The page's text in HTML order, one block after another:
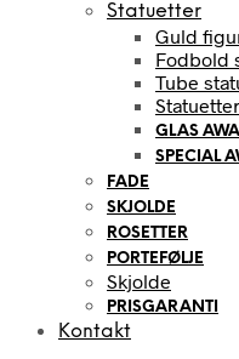
Statuetter
Guld
Fodbold
Tube
Statuetter
GLAS
SPECIAL
FADE
SKJOLDE
ROSETTER
PORTEFØLJE
Skjolde
PRISGARANTI
Kontakt